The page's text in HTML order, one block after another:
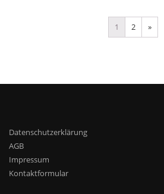
1 2 »
Datenschutzerklärung
AGB
Impressum
Kontaktformular